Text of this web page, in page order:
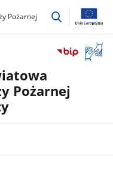
Pożarnej
przejdź
okno
Pożarnej